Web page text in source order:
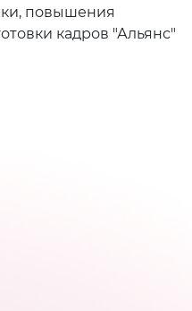
повышения
кадров "Альянс"